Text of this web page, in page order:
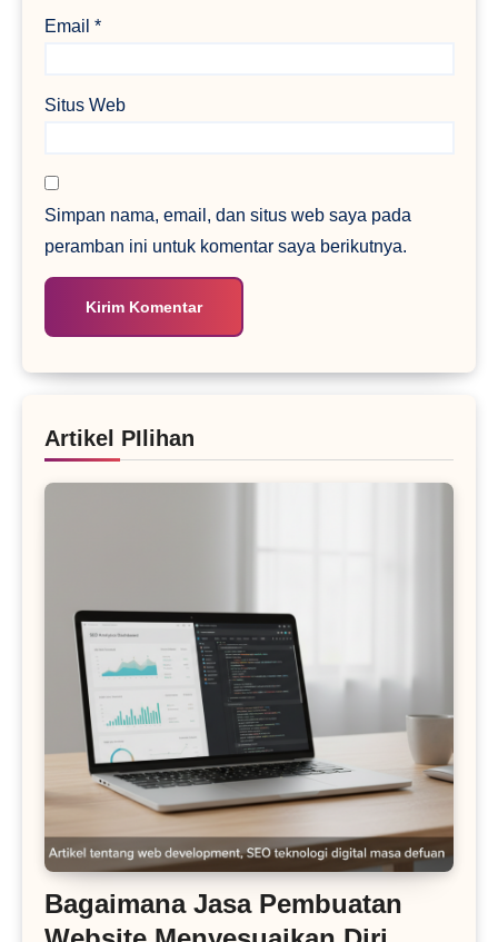
Email *
Situs Web
Simpan nama, email, dan situs web saya pada
peramban ini untuk komentar saya berikutnya.
Artikel PIlihan
Bagaimana Jasa Pembuatan